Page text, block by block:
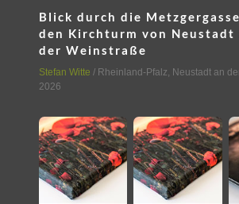
Blick durch die
den Kirchturm von Neustadt
der Weinstraße
Stefan Witte / Rheinland-Pfalz, Neustadt an
2026